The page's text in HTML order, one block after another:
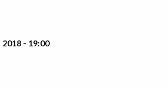
- 19:00